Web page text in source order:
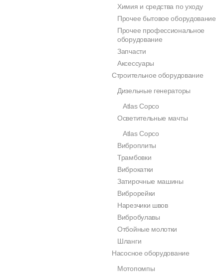
Химия и средства по уходу
Прочее бытовое оборудование
Прочее профессиональное
оборудование
Запчасти
Аксессуары
Строительное оборудование
Дизельные генераторы
Atlas Copco
Осветительные мачты
Atlas Copco
Виброплиты
Трамбовки
Виброкатки
Затирочные машины
Виброрейки
Нарезчики швов
Вибробулавы
Отбойные молотки
Шланги
Насосное оборудование
Мотопомпы